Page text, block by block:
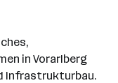
in Vorarlberg
Infrastrukturbau.